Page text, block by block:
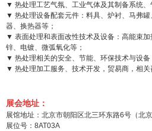
▼ 热处理工艺气氛、工业气体及其制备系统、
▼ 热处理设备配套元件：料具、炉衬、马弗
器、换热器等；
▼ 表面处理和表面改性技术及设备：高能束
锌、电镀、微弧氧化等；
▼ 热处理相关的安全、节能、环保技术与设备
▼ 热处理加工服务、技术开发，贸易商，相关
展会地址：
展馆地址：北京市朝阳区北三环东路6号（北
展位号：8AT03A